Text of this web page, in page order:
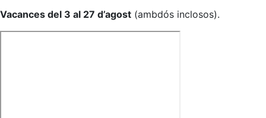
Vacances del 3 al 27 d’agost (ambdós inclosos).